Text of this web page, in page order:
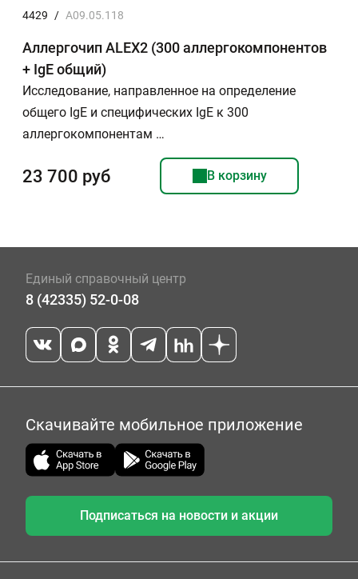
4429 / A09.05.118
Аллергочип ALEX2 (300 аллергокомпонентов
+ IgE общий)
Исследование, направленное на определение
общего IgE и специфических IgE к 300
аллергокомпонентам …
23 700 руб В корзину
Единый справочный центр
8 (42335) 52-0-08
Скачивайте мобильное приложение
Подписаться на новости и акции